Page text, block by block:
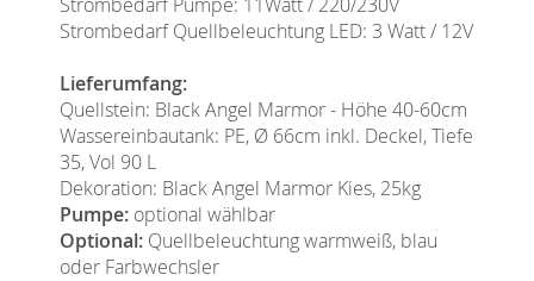
Strombedarf Quellbeleuchtung LED: 3 Watt / 12V
Lieferumfang:
Quellstein: Black Angel Marmor - Höhe 40-60cm
Wassereinbautank: PE, Ø 66cm inkl. Deckel, Tiefe
35, Vol 90 L
Dekoration: Black Angel Marmor Kies, 25kg
Pumpe: optional wählbar
Optional: Quellbeleuchtung warmweiß, blau
oder Farbwechsler